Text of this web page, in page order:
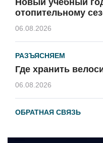
отопительному
06.08.2026
РАЗЪЯСНЯЕМ
Где хранить
06.08.2026
ОБРАТНАЯ СВЯЗЬ
Администрация